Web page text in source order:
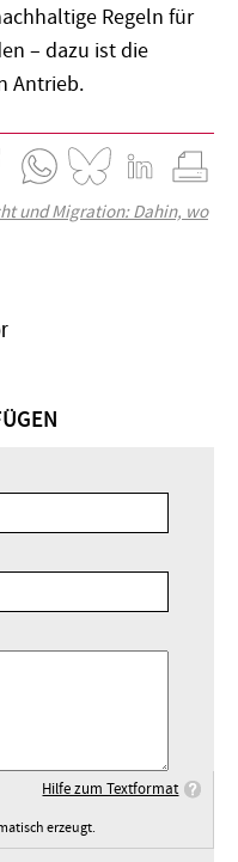
Regeln für
– dazu ist die
Antrieb.
und Migration: Dahin, wo
Hilfe zum Textformat
erzeugt.